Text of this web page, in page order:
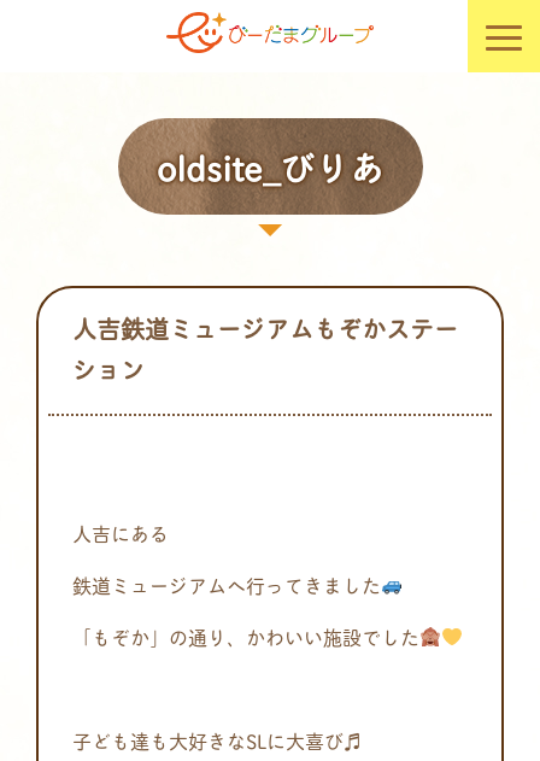
oldsite_びりあ
人吉鉄道ミュージアムもぞかステー
ション
人吉にある
鉄道ミュージアムへ行ってきました
「もぞか」の通り、かわいい施設でした
子ども達も大好きなSLに大喜び♬